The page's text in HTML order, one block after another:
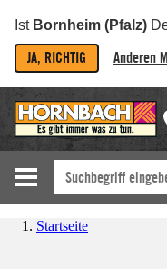
Ist Bornheim (Pfalz)
JA, RICHTIG Anderen
Startseite